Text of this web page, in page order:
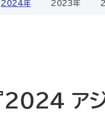
2024年 2023年
アジ